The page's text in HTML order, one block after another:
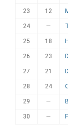
23 12
24 —
25 18
26 23
27 21
28 24
29 —
30 —